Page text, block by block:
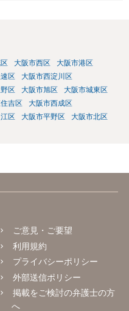
大阪市西区
大阪市港区
区
大阪市西淀川区
区 大阪市旭区
大阪市城東区
吉区
大阪市西成区
区 大阪市平野区
大阪市北区
ご意見・ご要望
利用規約
プライバシーポリシー
外部送信ポリシー
掲載をご検討の弁護士の方
へ